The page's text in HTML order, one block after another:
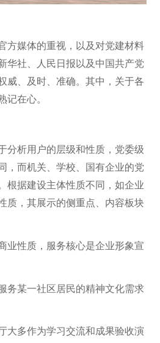
媒体的重视，以及对党建材料
华社、人民日报以及中国共产党
威、及时、准确。其中，关于各
记在心。
析用户的层级和性质，党委级
，而机关、学校、国有企业的党
根据建设主体性质不同，如企业
质，其展示的侧重点、内容板块
性质，服务核心是企业形象宣
某一社区居民的精神文化需求
多作为学习交流和成果验收演